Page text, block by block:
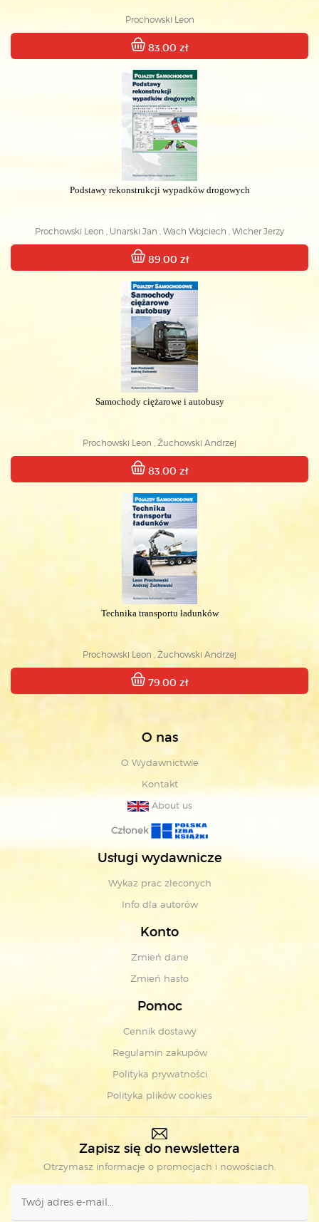
Prochowski Leon
83.00 zł
Podstawy rekonstrukcji wypadków drogowych
Prochowski Leon , Unarski Jan , Wach Wojciech , Wicher Jerzy
89.00 zł
Samochody ciężarowe i autobusy
Prochowski Leon , Żuchowski Andrzej
83.00 zł
Technika transportu ładunków
Prochowski Leon , Żuchowski Andrzej
79.00 zł
O nas
O Wydawnictwie
Kontakt
About us
Członek
Usługi wydawnicze
Wykaz prac zleconych
Info dla autorów
Konto
Zmień dane
Zmień hasło
Pomoc
Cennik dostawy
Regulamin zakupów
Polityka prywatności
Polityka plików cookies
Zapisz się do newslettera
Otrzymasz informacje o promocjach i nowościach.